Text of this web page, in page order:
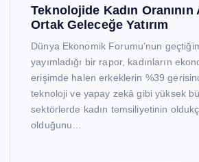
Teknolojide Kadın Oranının
Ortak Geleceğe Yatırım
Dünya Ekonomik Forumu’nun
yayımladığı bir rapor, kadınların
erişimde halen erkeklerin %39
teknoloji ve yapay zekâ gibi yüksek
sektörlerde kadın temsiliyetinin
olduğunu…